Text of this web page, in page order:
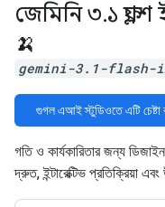
জেমিনি ৩.১
🍌
gemini-3.1-flash-
গুগল এআই স্টুডিওতে এটি চেষ্টা
গতি ও কার্যকারিতার জন্য
দ্রুত, ইন্টারেক্টিভ প্রতিক্রিয়া